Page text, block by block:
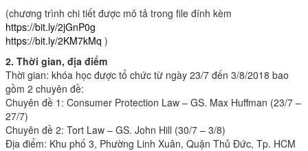
(chương trình chi tiết được mô tả trong file đính kèm
https://bit.ly/2jGnP0g
https://bit.ly/2KM7kMq )
2. Thời gian, địa điểm
Thời gian: khóa học được tổ chức từ ngày 23/7 đến 3/8/2018 bao
gồm 2 chuyên đề:
Chuyên đề 1: Consumer Protection Law – GS. Max Huffman (23/7 –
27/7)
Chuyên đề 2: Tort Law – GS. John Hill (30/7 – 3/8)
Địa điểm: Khu phố 3, Phường Linh Xuân, Quận Thủ Đức, Tp. HCM